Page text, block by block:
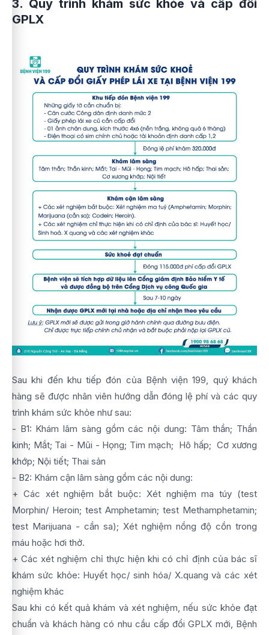
3. Quy trình khám sức khỏe và cấp đổi
GPLX
Sau khi đến khu tiếp đón của Bệnh viện 199, quý khách
hàng sẽ được nhân viên hướng dẫn đóng lệ phí và các quy
trình khám sức khỏe như sau:
- B1: Khám lâm sàng gồm các nội dung: Tâm thần; Thần
kinh; Mắt; Tai - Mũi - Họng; Tim mạch; Hô hấp; Cơ xương
khớp; Nội tiết; Thai sản
- B2: Khám cận lâm sàng gồm các nội dung:
+ Các xét nghiệm bắt buộc: Xét nghiệm ma túy (test
Morphin/ Heroin; test Amphetamin; test Methamphetamin;
test Marijuana - cần sa); Xét nghiệm nồng độ cồn trong
máu hoặc hơi thở.
+ Các xét nghiệm chỉ thực hiện khi có chỉ định của bác sĩ
khám sức khỏe: Huyết học/ sinh hóa/ X.quang và các xét
nghiệm khác
Sau khi có kết quả khám và xét nghiệm, nếu sức khỏe đạt
chuẩn và khách hàng có nhu cầu cấp đổi GPLX mới, Bệnh